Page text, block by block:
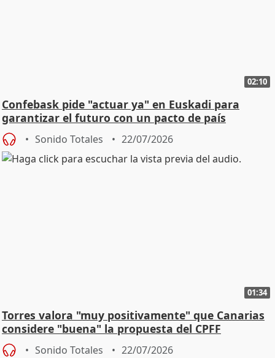
02:10
Confebask pide "actuar ya" en Euskadi para
garantizar el futuro con un pacto de país
Sonido Totales 22/07/2026
01:34
Torres valora "muy positivamente" que Canarias
considere "buena" la propuesta del CPFF
Sonido Totales 22/07/2026